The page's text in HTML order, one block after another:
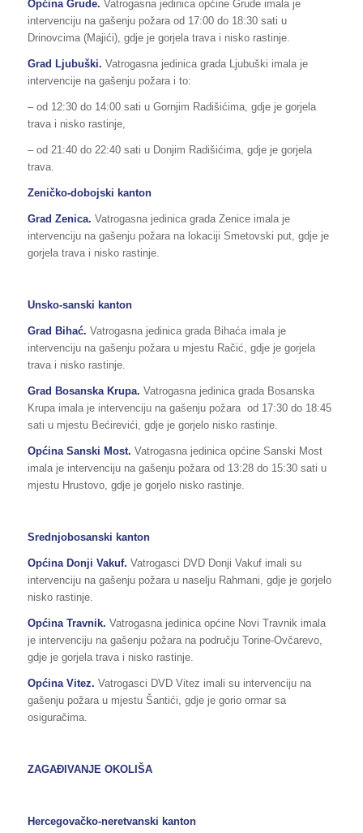
Općina Grude. Vatrogasna jedinica općine Grude imala je
intervenciju na gašenju požara od 17:00 do 18:30 sati u
Drinovcima (Majići), gdje je gorjela trava i nisko rastinje.
Grad Ljubuški. Vatrogasna jedinica grada Ljubuški imala je
intervencije na gašenju požara i to:
– od 12:30 do 14:00 sati u Gornjim Radišićima, gdje je gorjela
trava i nisko rastinje,
– od 21:40 do 22:40 sati u Donjim Radišićima, gdje je gorjela
trava.
Zeničko-dobojski kanton
Grad Zenica. Vatrogasna jedinica grada Zenice imala je
intervenciju na gašenju požara na lokaciji Smetovski put, gdje je
gorjela trava i nisko rastinje.
Unsko-sanski kanton
Grad Bihać. Vatrogasna jedinica grada Bihaća imala je
intervenciju na gašenju požara u mjestu Račić, gdje je gorjela
trava i nisko rastinje.
Grad Bosanska Krupa. Vatrogasna jedinica grada Bosanska
Krupa imala je intervenciju na gašenju požara od 17:30 do 18:45
sati u mjestu Bećirevići, gdje je gorjelo nisko rastinje.
Općina Sanski Most. Vatrogasna jedinica općine Sanski Most
imala je intervenciju na gašenju požara od 13:28 do 15:30 sati u
mjestu Hrustovo, gdje je gorjelo nisko rastinje.
Srednjobosanski kanton
Općina Donji Vakuf. Vatrogasci DVD Donji Vakuf imali su
intervenciju na gašenju požara u naselju Rahmani, gdje je gorjelo
nisko rastinje.
Općina Travnik. Vatrogasna jedinica općine Novi Travnik imala
je intervenciju na gašenju požara na području Torine-Ovčarevo,
gdje je gorjela trava i nisko rastinje.
Općina Vitez. Vatrogasci DVD Vitez imali su intervenciju na
gašenju požara u mjestu Šantići, gdje je gorio ormar sa
osiguračima.
ZAGAĐIVANJE OKOLIŠA
Hercegovačko-neretvanski kanton